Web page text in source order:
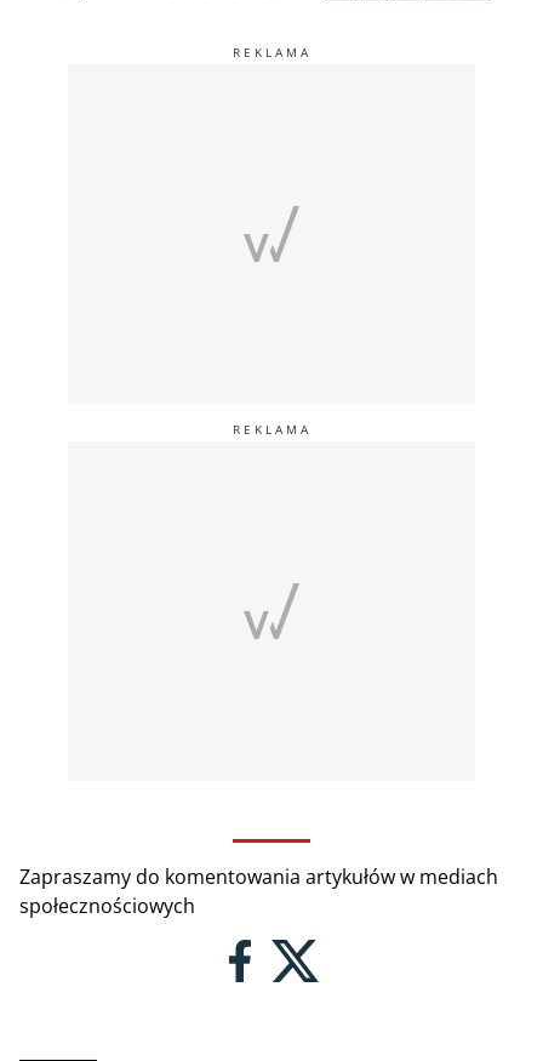
Zapraszamy do komentowania artykułów w mediach
społecznościowych